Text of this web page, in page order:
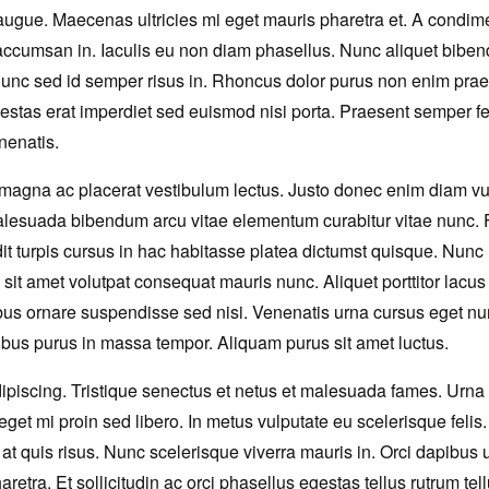
Maecenas ultricies mi eget mauris pharetra et. A
in. Iaculis eu non diam phasellus. Nunc aliquet
sed id semper risus in. Rhoncus dolor purus non enim
erat imperdiet sed euismod nisi porta. Praesent semper
ac placerat vestibulum lectus. Justo donec enim diam
bibendum arcu vitae elementum curabitur vitae
turpis cursus in hac habitasse platea dictumst quisque.
amet volutpat consequat mauris nunc. Aliquet porttitor
ornare suspendisse sed nisi. Venenatis urna cursus eget
purus in massa tempor. Aliquam purus sit amet luctus.
Tristique senectus et netus et malesuada fames.
mi proin sed libero. In metus vulputate eu scelerisque
quis risus. Nunc scelerisque viverra mauris in. Orci
Et sollicitudin ac orci phasellus egestas tellus rutrum